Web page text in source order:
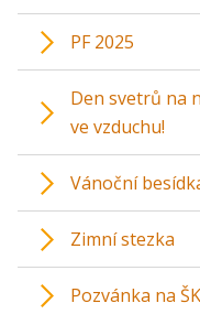
PF 2025
Den svetrů na
ve vzduchu!
Vánoční
Zimní stezka
Pozvánka na